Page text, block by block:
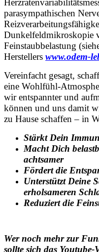
parasympathischen
Dunkelfeldmikroskopie
Feinstaubbelastung
Herstellers www.odem-
Vereinfacht gesagt,
eine Wohlfühl-
wir entspannter und
können und uns damit
zu Hause schaffen – in
Stärkt Dein
Macht Dich
achtsamer
Fördert die
Unterstützt Deine
erholsameren
Reduziert die
Wer noch mehr zur
sollte sich das